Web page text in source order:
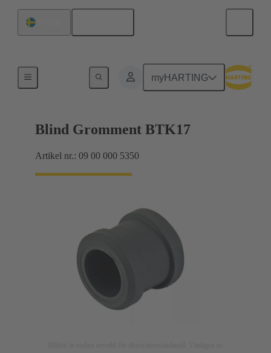
myHARTING
Blind Gromment BTK17
Artikel nr.: 09 00 000 5350